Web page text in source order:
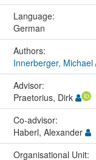
Language:
German
Authors:
Innerberger, Michael
Advisor:
Praetorius, Dirk
Co-advisor:
Haberl, Alexander
Organisational Unit: